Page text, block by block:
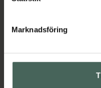
Marknadsföring
Upptäck flera